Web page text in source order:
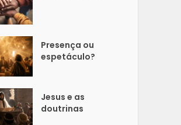
Presença ou
espetáculo?
Jesus e as
doutrinas